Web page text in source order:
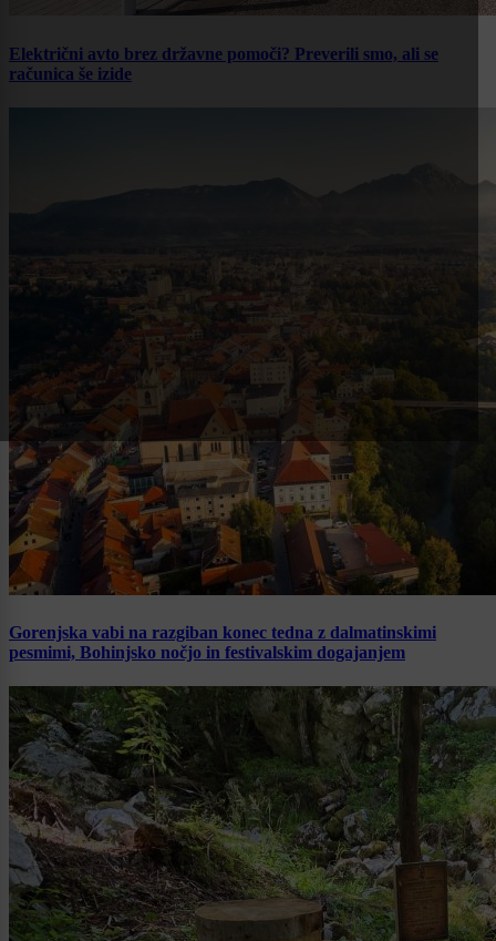
Električni avto brez državne pomoči? Preverili smo, ali se
računica še izide
Gorenjska vabi na razgiban konec tedna z dalmatinskimi
pesmimi, Bohinjsko nočjo in festivalskim dogajanjem